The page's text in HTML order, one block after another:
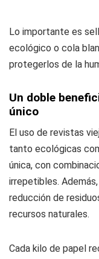
Lo importante es
ecológico o cola
protegerlos de la
Un doble
único
El uso de revistas
tanto ecológicas
única, con
irrepetibles.
reducción de
recursos naturales.
Cada kilo de papel